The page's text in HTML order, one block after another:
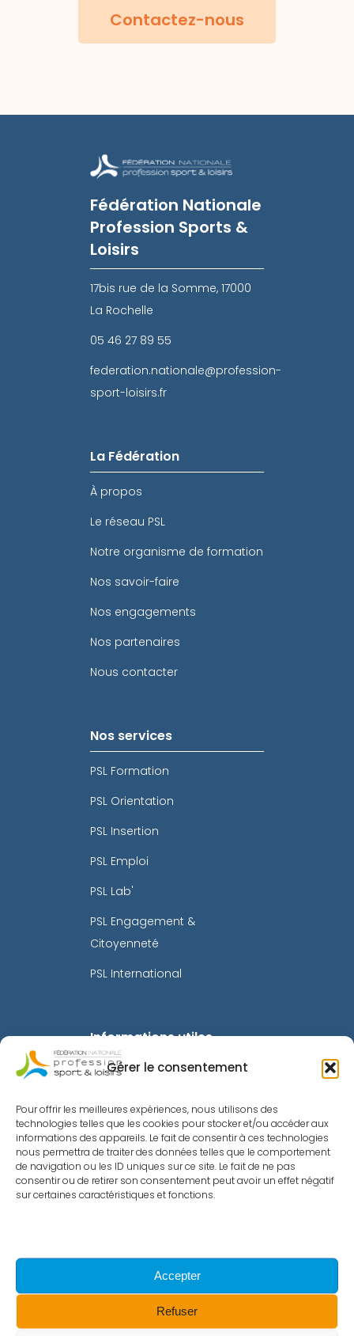
Gérer le consentement
Pour offrir les meilleures expériences, nous utilisons des
technologies telles que les cookies pour stocker et/ou accéder aux
informations des appareils. Le fait de consentir à ces technologies
nous permettra de traiter des données telles que le comportement
de navigation ou les ID uniques sur ce site. Le fait de ne pas
consentir ou de retirer son consentement peut avoir un effet négatif
sur certaines caractéristiques et fonctions.
Accepter
Refuser
Contactez-nous
Fédération Nationale
Profession Sports &
Loisirs
17bis rue de la Somme, 17000
La Rochelle
05 46 27 89 55
federation.nationale@profession-
sport-loisirs.fr
La Fédération
À propos
Le réseau PSL
Notre organisme de formation
Nos savoir-faire
Nos engagements
Nos partenaires
Nous contacter
Nos services
PSL Formation
PSL Orientation
PSL Insertion
PSL Emploi
PSL Lab'
PSL Engagement &
Citoyenneté
PSL International
Informations utiles
Mentions légales
Politique de confidentialité
Intranet
Toutes les actualités
Le Sport Recrute